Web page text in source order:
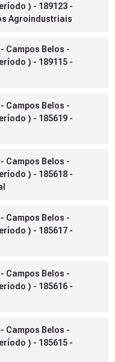
) - 189123 -
Agroindustriais
Campos Belos -
) - 189115 -
Campos Belos -
) - 185619 -
Campos Belos -
) - 185618 -
Campos Belos -
) - 185617 -
Campos Belos -
) - 185616 -
Campos Belos -
) - 185615 -